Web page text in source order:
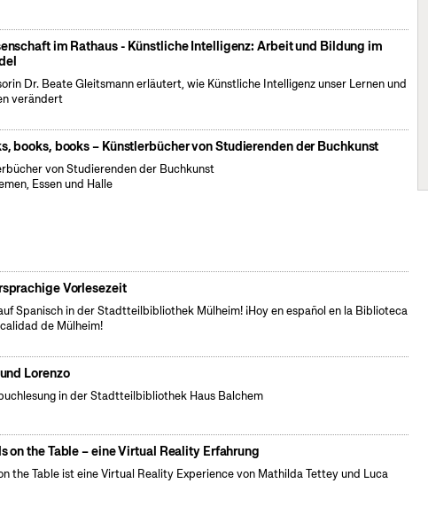
im Rathaus - Künstliche Intelligenz: Arbeit und Bildung im
Dr. Beate Gleitsmann erläutert, wie Künstliche Intelligenz unser Lernen und
verändert
books, books – Künstlerbücher von Studierenden der Buchkunst
von Studierenden der Buchkunst
Essen und Halle
Vorlesezeit
Spanisch in der Stadtteilbibliothek Mülheim! ¡Hoy en español en la Biblioteca
de Mülheim!
Lorenzo
in der Stadtteilbibliothek Haus Balchem
on the Table – eine Virtual Reality Erfahrung
the Table ist eine Virtual Reality Experience von Mathilda Tettey und Luca